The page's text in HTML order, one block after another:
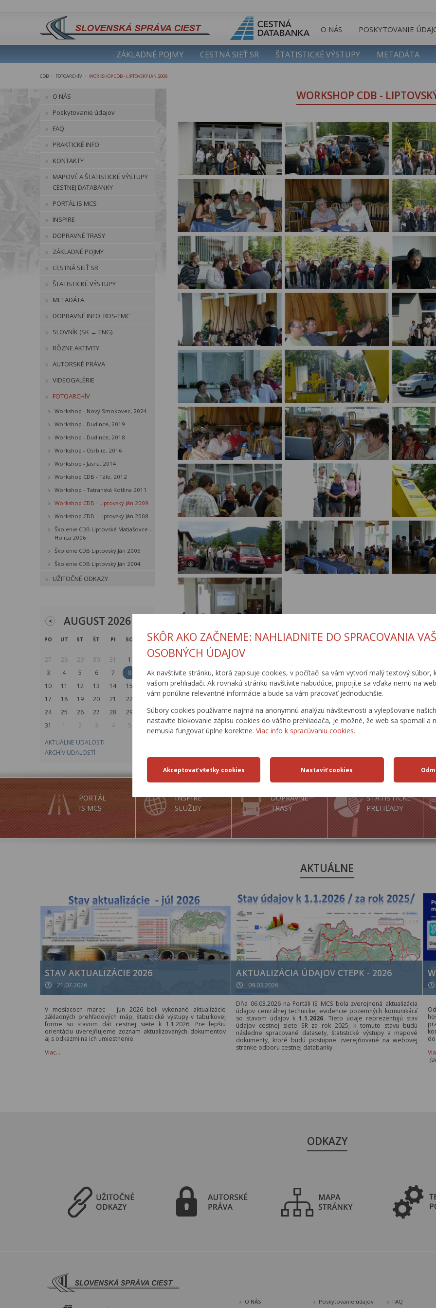
SKÔR AKO ZAČNEME: NAHLIADNITE DO SPRACOVANIA
OSOBNÝCH ÚDAJOV
Ak navštívite stránku, ktorá zapisuje cookies, v počítači sa vám vytvorí malý textový súbor,
vašom prehliadači. Ak rovnakú stránku navštívite nabudúce, pripojíte sa vďaka nemu na
vám ponúkne relevantné informácie a bude sa vám pracovať jednoduchšie.
Súbory cookies používame najmä na anonymnú analýzu návštevnosti a vylepšovanie
nastavíte blokovanie zápisu cookies do vášho prehliadača, je možné, že web sa spomalí a
nemusia fungovať úplne korektne. Viac info k spracúvaniu cookies.
O NÁS POSKYTOVANIE
ZÁKLADNÉ POJMY CESTNÁ SIEŤ SR ŠTATISTICKÉ VÝSTUPY METADÁTA
CDB FOTOARCHÍV WORKSHOP CDB - LIPTOVSKÝ JÁN 2009
WORKSHOP CDB -
Publikované: 4.6.2009
O NÁS
Poskytovanie údajov
FAQ
PRAKTICKÉ INFO
KONTAKTY
MAPOVÉ A ŠTATISTICKÉ VÝSTUPY
CESTNEJ DATABANKY
PORTÁL IS MCS
INSPIRE
DOPRAVNÉ TRASY
ZÁKLADNÉ POJMY
CESTNÁ SIEŤ SR
ŠTATISTICKÉ VÝSTUPY
METADÁTA
DOPRAVNÉ INFO, RDS-TMC
SLOVNÍK (SK → ENG)
RÔZNE AKTIVITY
AUTORSKÉ PRÁVA
VIDEOGALÉRIE
FOTOARCHÍV
Workshop - Nový Smokovec, 2024
Workshop - Dudince, 2019
Workshop - Dudince, 2018
Workshop - Osrblie, 2016
Workshop - Jasná, 2014
Workshop CDB - Tále, 2012
Workshop - Tatranská Kotlina 2011
Workshop CDB - Liptovský Ján 2009
Workshop CDB - Liptovský Ján 2008
Školenie CDB Liptovské Matiašovce -
Holica 2006
Školenie CDB Liptovský Ján 2005
Školenie CDB Liptovský Ján 2004
UŽITOČNÉ ODKAZY
< AUGUST 2026
PO UT ST ŠT PI SO NE
27 28 29 30 31 1
3
4 5 6 7 8
9
10
11 12 13 14 15
16
17
18 19 20 21 22
24
25 26 27 28 29
30
31
1 2 3 4 5 6
AKTUÁLNE UDALOSTI
ARCHÍV UDALOSTÍ
PORTÁL
IS MCS
INSPIRE
SLUŽBY
DOPRAVNÉ
TRASY
ŠTATISTICKÉ
PREHĽADY
AKTUÁLNE
STAV AKTUALIZÁCIE 2026
21.07.2026
V mesiacoch marec – jún 2026 boli vykonané aktualizácie
základných prehľadových máp, štatistické výstupy v tabuľkovej
forme so stavom dát cestnej siete k 1.1.2026. Pre lepšiu
orientáciu uverejňujeme zoznam aktualizovaných dokumentov
aj s odkazmi na ich umiestnenie.
Viac…
AKTUALIZÁCIA ÚDAJOV CTEPK - 2026
09.03.2026
Dňa 06.03.2026 na Portáli IS MCS bola zverejnená aktualizácia
údajov centrálnej technickej evidencie pozemných komunikácií
so stavom údajov k 1.1.2026. Tieto údaje reprezentujú stav
údajov cestnej siete SR za rok 2025; k tomuto stavu budú
následne spracované datasety, štatistické výstupy a mapové
dokumenty, ktoré budú postupne zverejňované na webovej
stránke odboru cestnej databanky.
ODKAZY
O NÁS Poskytovanie údajov FAQ